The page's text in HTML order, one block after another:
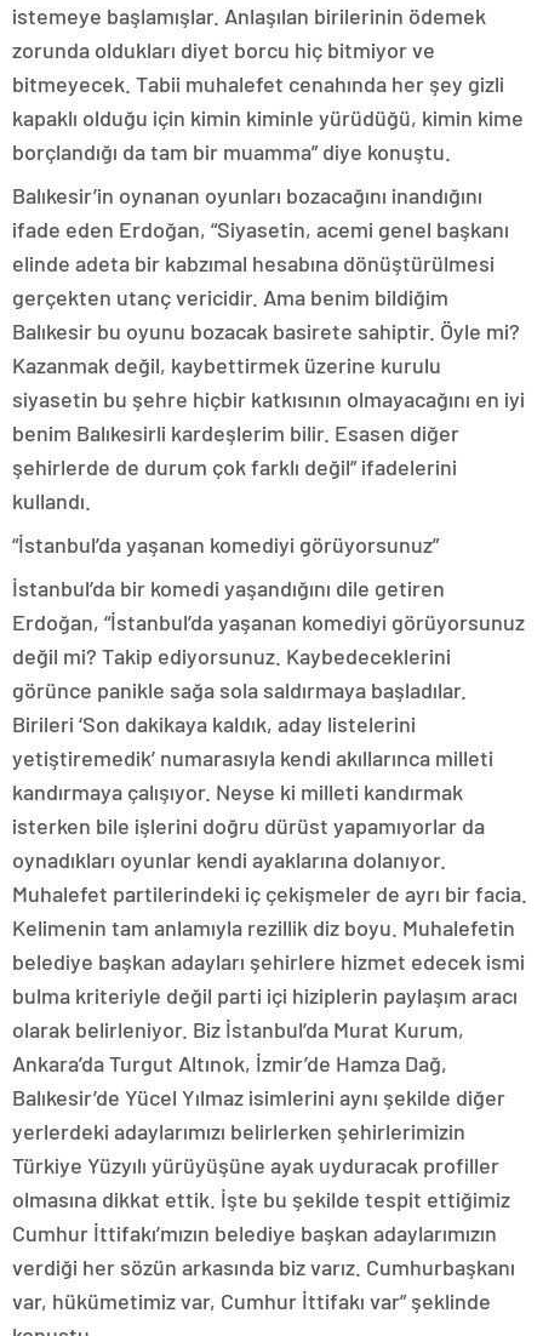
istemeye başlamışlar. Anlaşılan birilerinin ödemek
zorunda oldukları diyet borcu hiç bitmiyor ve
bitmeyecek. Tabii muhalefet cenahında her şey gizli
kapaklı olduğu için kimin kiminle yürüdüğü, kimin kime
borçlandığı da tam bir muamma” diye konuştu.
Balıkesir’in oynanan oyunları bozacağını inandığını
ifade eden Erdoğan, “Siyasetin, acemi genel başkanı
elinde adeta bir kabzımal hesabına dönüştürülmesi
gerçekten utanç vericidir. Ama benim bildiğim
Balıkesir bu oyunu bozacak basirete sahiptir. Öyle mi?
Kazanmak değil, kaybettirmek üzerine kurulu
siyasetin bu şehre hiçbir katkısının olmayacağını en iyi
benim Balıkesirli kardeşlerim bilir. Esasen diğer
şehirlerde de durum çok farklı değil” ifadelerini
kullandı.
“İstanbul’da yaşanan komediyi görüyorsunuz”
İstanbul’da bir komedi yaşandığını dile getiren
Erdoğan, “İstanbul’da yaşanan komediyi görüyorsunuz
değil mi? Takip ediyorsunuz. Kaybedeceklerini
görünce panikle sağa sola saldırmaya başladılar.
Birileri ‘Son dakikaya kaldık, aday listelerini
yetiştiremedik’ numarasıyla kendi akıllarınca milleti
kandırmaya çalışıyor. Neyse ki milleti kandırmak
isterken bile işlerini doğru dürüst yapamıyorlar da
oynadıkları oyunlar kendi ayaklarına dolanıyor.
Muhalefet partilerindeki iç çekişmeler de ayrı bir facia.
Kelimenin tam anlamıyla rezillik diz boyu. Muhalefetin
belediye başkan adayları şehirlere hizmet edecek ismi
bulma kriteriyle değil parti içi hiziplerin paylaşım aracı
olarak belirleniyor. Biz İstanbul’da Murat Kurum,
Ankara’da Turgut Altınok, İzmir’de Hamza Dağ,
Balıkesir’de Yücel Yılmaz isimlerini aynı şekilde diğer
yerlerdeki adaylarımızı belirlerken şehirlerimizin
Türkiye Yüzyılı yürüyüşüne ayak uyduracak profiller
olmasına dikkat ettik. İşte bu şekilde tespit ettiğimiz
Cumhur İttifakı’mızın belediye başkan adaylarımızın
verdiği her sözün arkasında biz varız. Cumhurbaşkanı
var, hükümetimiz var, Cumhur İttifakı var” şeklinde